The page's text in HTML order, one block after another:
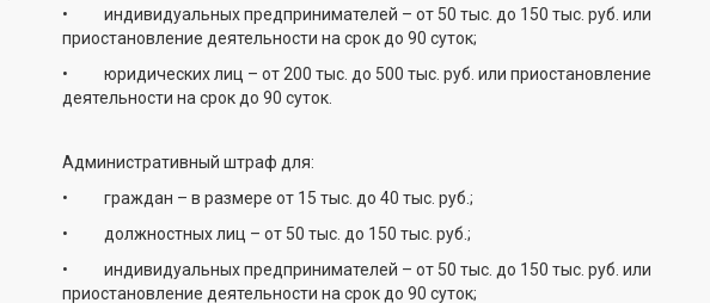
• индивидуальных предпринимателей – от 50 тыс. до 150 тыс. руб. или
приостановление деятельности на срок до 90 суток;
• юридических лиц – от 200 тыс. до 500 тыс. руб. или приостановление
деятельности на срок до 90 суток.
Административный штраф для:
• граждан – в размере от 15 тыс. до 40 тыс. руб.;
• должностных лиц – от 50 тыс. до 150 тыс. руб.;
• индивидуальных предпринимателей – от 50 тыс. до 150 тыс. руб. или
приостановление деятельности на срок до 90 суток;